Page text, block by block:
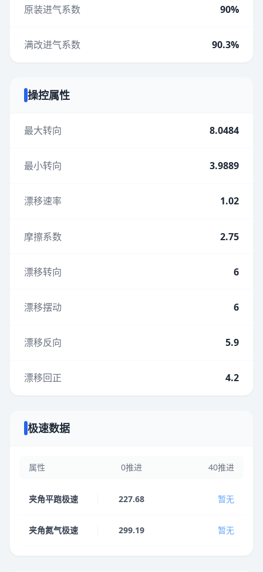
原装进气系数 90%
满改进气系数 90.3%
操控属性
最大转向 8.0484
最小转向 3.9889
漂移速率 1.02
摩擦系数 2.75
漂移转向 6
漂移摆动 6
漂移反向 5.9
漂移回正 4.2
极速数据
属性 0推进 40推进
夹角平跑极速 227.68 暂无
夹角氮气极速 299.19 暂无